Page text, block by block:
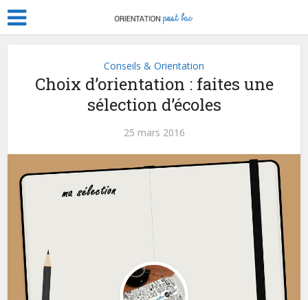
Conseils & Orientation
Choix d’orientation : faites une
sélection d’écoles
25 mars 2016